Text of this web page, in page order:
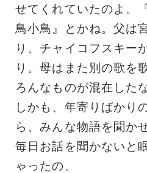
せてくれていたのよ。
鳥小鳥』とかね。父は
り、チャイコフスキー
り。母はまた別の歌を
ろんなものが混在した
しかも、年寄りばかり
ら、みんな物語を聞か
毎日お話を聞かないと
ゃったの。